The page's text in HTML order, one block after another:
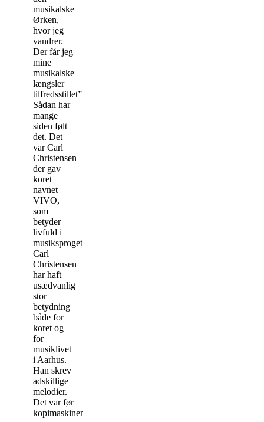
musikalske
Ørken,
hvor jeg
vandrer.
Der får jeg
mine
musikalske
længsler
tilfredsstillet”
Sådan har
mange
siden følt
det. Det
var Carl
Christensen
der gav
koret
navnet
VIVO,
som
betyder
livfuld i
musiksproget.
Carl
Christensen
har haft
usædvanlig
stor
betydning
både for
koret og
for
musiklivet
i Aarhus.
Han skrev
adskillige
melodier.
Det var før
kopimaskinen